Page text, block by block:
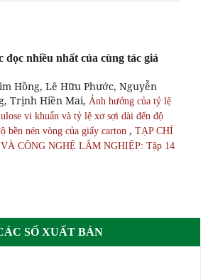
đọc nhiều nhất của cùng tác giả
Hồng, Lê Hữu Phước, Nguyễn
Trịnh Hiền Mai, Ảnh hưởng của tỷ lệ
vi khuẩn và tỷ lệ xơ sợi dài đến độ
bền nén vòng của giấy carton , TẠP CHÍ
CÔNG NGHỆ LÂM NGHIỆP: Tập 14
SỐ XUẤT BẢN